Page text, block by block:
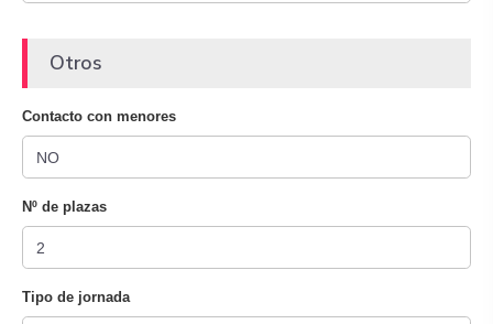
Otros
Contacto con menores
Nº de plazas
Tipo de jornada